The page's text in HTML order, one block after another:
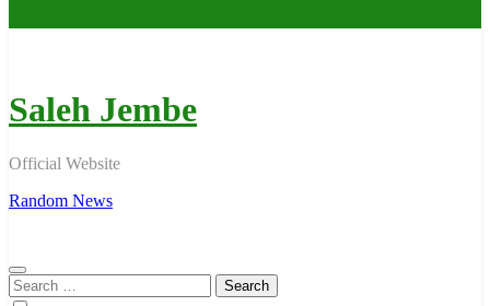
Saleh Jembe
Official Website
Random News
Search
for: